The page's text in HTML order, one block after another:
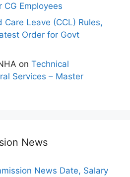
CG Employees
Care Leave (CCL) Rules,
Order for Govt
on Technical
Services – Master
News
News Date, Salary